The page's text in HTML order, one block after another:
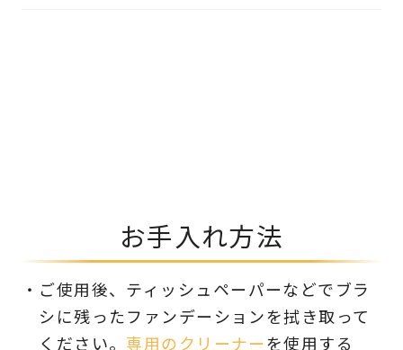
お手入れ方法
ご使用後、ティッシュペーパーなどでブラ
シに残ったファンデーションを拭き取って
ください。 専用のクリーナーを使用する